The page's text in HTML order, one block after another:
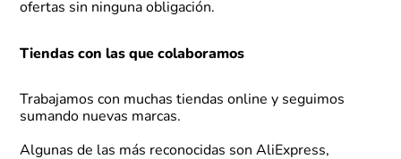
ofertas sin ninguna obligación.
Tiendas con las que colaboramos
Trabajamos con muchas tiendas online y seguimos
sumando nuevas marcas.
Algunas de las más reconocidas son AliExpress,